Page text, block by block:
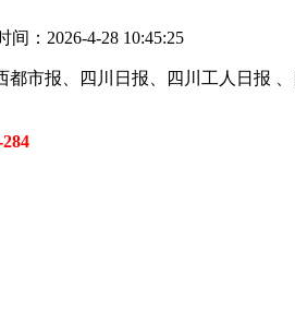
间：2026-4-28 10:45:25
市报、四川日报、四川工人日报